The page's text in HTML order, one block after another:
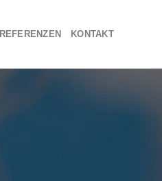
REFERENZEN KONTAKT